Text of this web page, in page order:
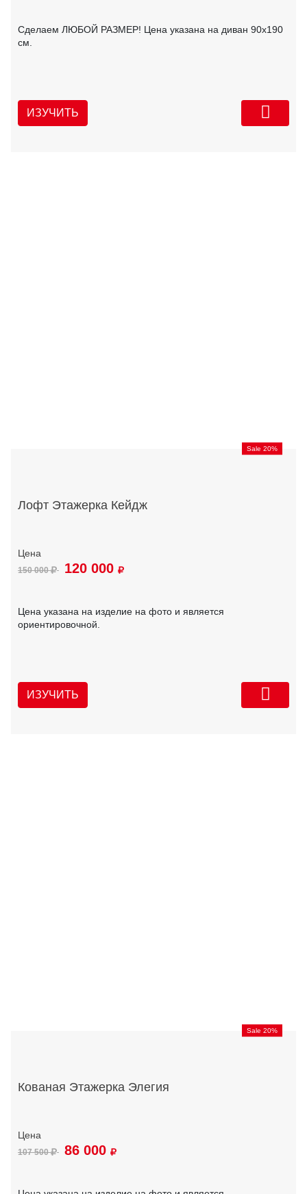
Сделаем ЛЮБОЙ РАЗМЕР! Цена указана на диван 90х190
см.
ИЗУЧИТЬ
Sale 20%
Лофт Этажерка Кейдж
150 000 120 000
Цена указана на изделие на фото и является
ориентировочной.
ИЗУЧИТЬ
Sale 20%
Кованая Этажерка Элегия
107 500 86 000